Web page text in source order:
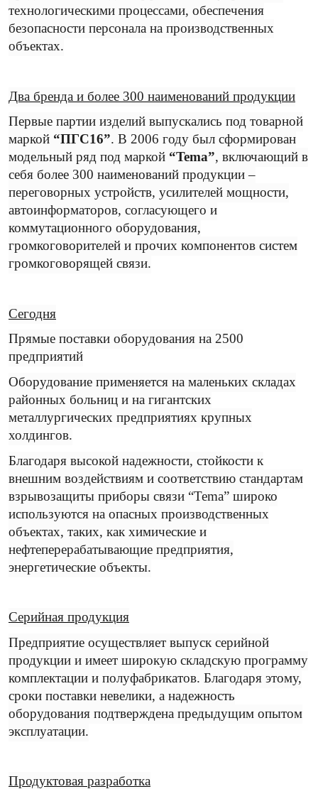
технологическими процессами, обеспечения
безопасности персонала на производственных
объектах.
Два бренда и более 300 наименований продукции
Первые партии изделий выпускались под товарной
маркой “ПГС16”. В 2006 году был сформирован
модельный ряд под маркой “Tema”, включающий в
себя более 300 наименований продукции –
переговорных устройств, усилителей мощности,
автоинформаторов, согласующего и
коммутационного оборудования,
громкоговорителей и прочих компонентов систем
громкоговорящей связи.
Сегодня
Прямые поставки оборудования на 2500
предприятий
Оборудование применяется на маленьких складах
районных больниц и на гигантских
металлургических предприятиях крупных
холдингов.
Благодаря высокой надежности, стойкости к
внешним воздействиям и соответствию стандартам
взрывозащиты приборы связи “Tema” широко
используются на опасных производственных
объектах, таких, как химические и
нефтеперерабатывающие предприятия,
энергетические объекты.
Серийная продукция
Предприятие осуществляет выпуск серийной
продукции и имеет широкую складскую программу
комплектации и полуфабрикатов. Благодаря этому,
сроки поставки невелики, а надежность
оборудования подтверждена предыдущим опытом
эксплуатации.
Продуктовая разработка